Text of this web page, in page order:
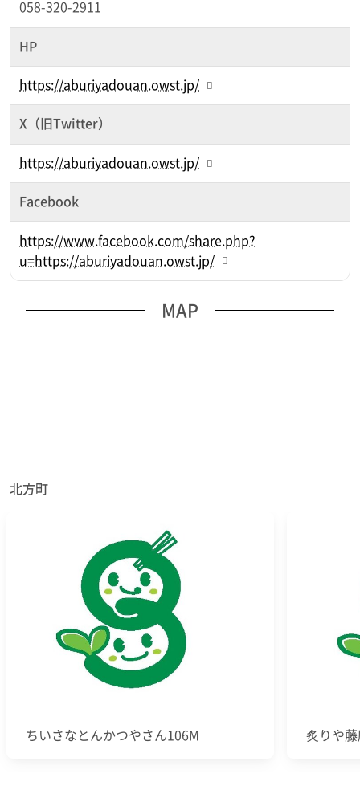
058-320-2911
HP
https://aburiyadouan.owst.jp/
X（旧Twitter）
https://aburiyadouan.owst.jp/
Facebook
https://www.facebook.com/share.php?
u=https://aburiyadouan.owst.jp/
MAP
北方町
ちいさなとんかつやさん106M 炙りや藤